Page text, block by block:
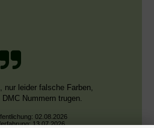
nur leider falsche Farben,
Nummern trugen.
02.08.2026
13.07.2026